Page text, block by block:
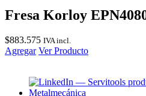
Fresa Korloy
$883.575 IVA incl.
Agregar Ver Producto